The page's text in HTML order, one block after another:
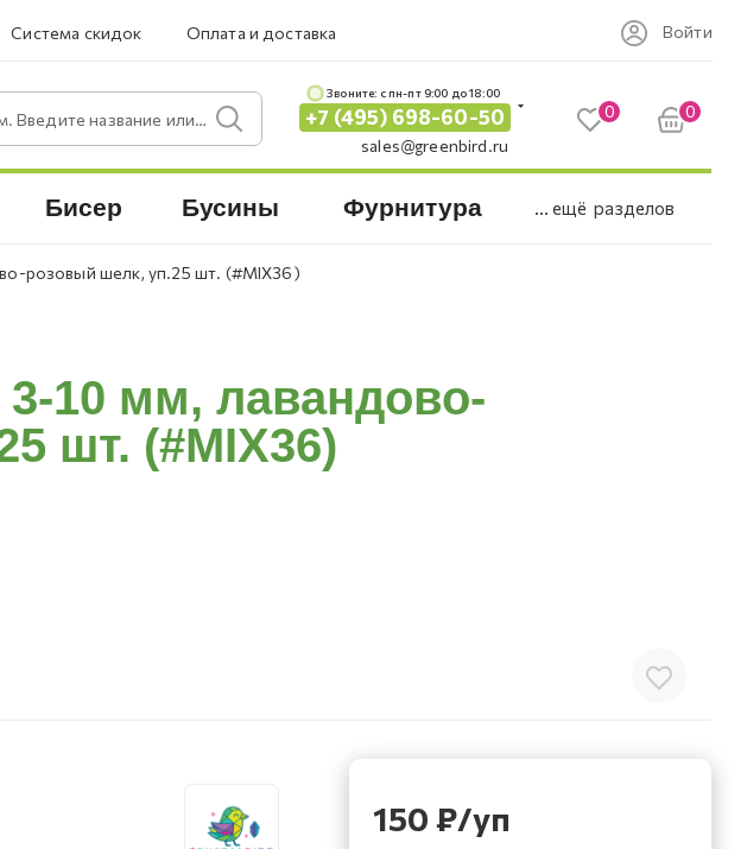
Система скидок Оплата и доставка Войти
название или артикул.
Звоните: c пн-пт 9:00 до 18:00
+7 (495) 698-60-50
sales@greenbird.ru
0 0
Бисер Бусины Фурнитура ... ещё разделов
розовый шелк, уп.25 шт. (#MIX36)
10 мм, лавандово-
шт. (#MIX36)
150 ₽/уп